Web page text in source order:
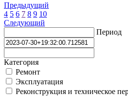
Предыдущий
4 5 6 7 8 9 10
Следующий
Период
Категория
Ремонт
Эксплуатация
Реконструкция и техническое